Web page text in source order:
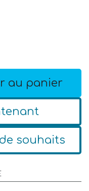
au panier
souhaits